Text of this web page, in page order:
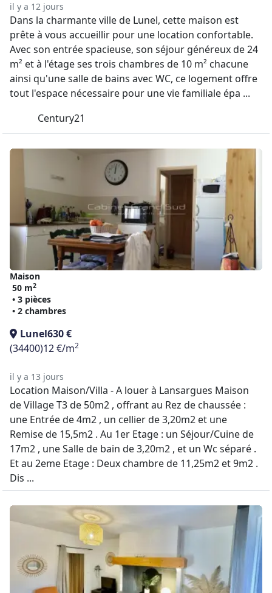
il y a 12 jours
Dans la charmante ville de Lunel, cette maison est
prête à vous accueillir pour une location confortable.
Avec son entrée spacieuse, son séjour généreux de 24
m² et à l'étage ses trois chambres de 10 m² chacune
ainsi qu'une salle de bains avec WC, ce logement offre
tout l'espace nécessaire pour une vie familiale épa ...
Century21
Maison
50 m2
• 3 pièces
• 2 chambres
Lunel630 €
(34400)12 €/m2
il y a 13 jours
Location Maison/Villa - A louer à Lansargues Maison
de Village T3 de 50m2 , offrant au Rez de chaussée :
une Entrée de 4m2 , un cellier de 3,20m2 et une
Remise de 15,5m2 . Au 1er Etage : un Séjour/Cuine de
17m2 , une Salle de bain de 3,20m2 , et un Wc séparé .
Et au 2eme Etage : Deux chambre de 11,25m2 et 9m2 .
Dis ...